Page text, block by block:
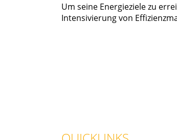
Um seine Energieziele zu
Intensivierung von